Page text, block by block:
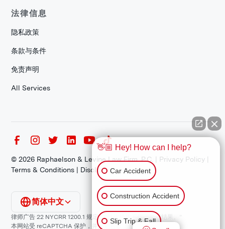
法律信息
隐私政策
条款与条件
免责声明
All Services
©2026 Raphaelson & Levine Law Firm, P.C. | Privacy Policy
Terms & Conditions | Disclaimer
律师广告 22 NYCRR 1200.1 规定：“过往结果不保证类似结果。”
本网站受 reCAPTCHA 保护，并适用谷歌 隐私政策和 。
简体中文
👋🏼 Hey! How can I help?
Car Accident
Construction Accident
Slip Trip & Fall